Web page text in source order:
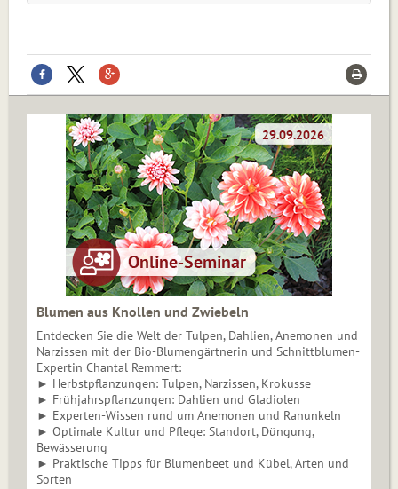
Blumen aus Knollen und Zwiebeln
Entdecken Sie die Welt der Tulpen, Dahlien, Anemonen und
Narzissen mit der Bio-Blumengärtnerin und Schnittblumen-
Expertin Chantal Remmert:
► Herbstpflanzungen: Tulpen, Narzissen, Krokusse
► Frühjahrspflanzungen: Dahlien und Gladiolen
► Experten-Wissen rund um Anemonen und Ranunkeln
► Optimale Kultur und Pflege: Standort, Düngung,
Bewässerung
► Praktische Tipps für Blumenbeet und Kübel, Arten und
Sorten